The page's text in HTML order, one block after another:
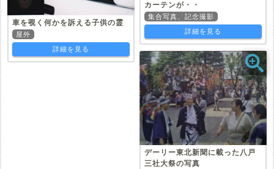
車を覗く何かを訴える子供の霊
屋外
詳細を見る
カーテンが・・
集合写真、記念撮影
詳細を見る
デーリー東北新聞に載った八戸
三社大祭の写真